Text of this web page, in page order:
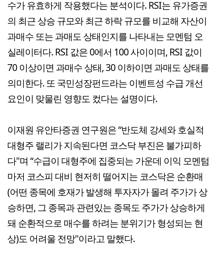
수가 유효하게 작용했다는 분석이다. RSI는 유가증권
의 최근 상승 규모와 최근 하락 규모를 비교해 자산이
과매수 또는 과매도 상태인지를 나타내는 모멘텀 오
실레이터다. RSI 값은 0에서 100 사이이며, RSI 값이
70 이상이면 과매수 상태, 30 이하이면 과매도 상태를
의미한다. 또 국민성장펀드라는 이벤트성 수급 개선
요인이 맞물린 영향도 컸다는 설명이다.
이재원 유안타증권 연구원은 “반도체 강세와 호실적
대형주 랠리가 지속된다면 코스닥 부진은 불가피하
다"며 “수급이 대형주에 집중되는 가운데 이익 모멘텀
마저 코스피 대비 현저히 떨어지는 코스닥은 순환매
(어떤 종목에 호재가 발생해 투자자가 몰려 주가가 상
승하면, 그 종목과 관련있는 종목도 주가가 상승하게
돼 순환적으로 매수를 하려는 분위기가 형성되는 현
상)도 어려울 전망"이라고 말했다.